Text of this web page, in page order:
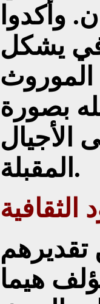
وأكدوا
يشكل
بصورة
الأجيال
المقبلة.
هيما